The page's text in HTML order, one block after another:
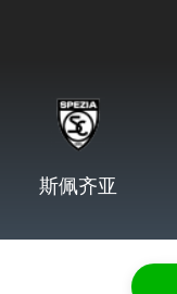
斯佩齐亚